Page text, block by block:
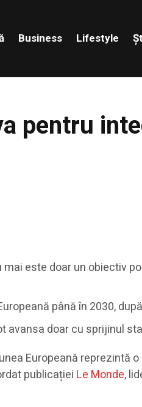
Business Lifestyle
pentru
este doar un obiectiv
până în 2030,
doar cu sprijinul
Europeană
publicației Le Monde,